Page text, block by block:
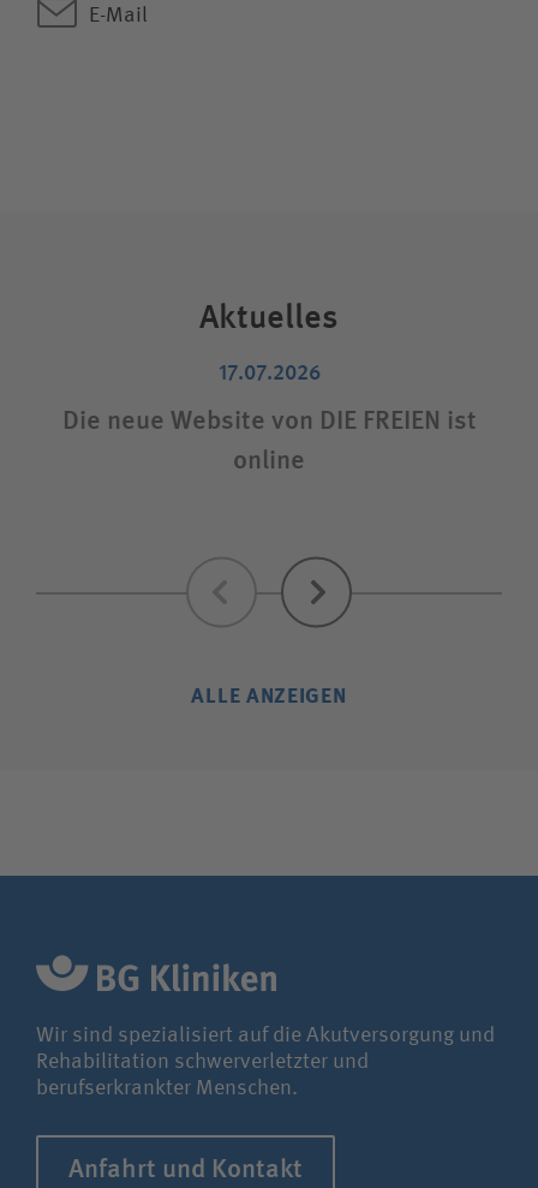
E-Mail
Aktuelles
17.07.2026
Die neue Website von DIE FREIEN ist
online
Zurück Weiter
ALLE ANZEIGEN
Wir sind spezialisiert auf die Akutversorgung und
Rehabilitation schwerverletzter und
berufserkrankter Menschen.
Anfahrt und Kontakt